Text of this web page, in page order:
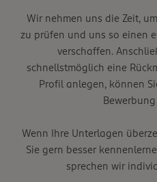
Wir nehmen uns die Zeit,
zu prüfen und uns so einen
verschaffen.
schnellstmöglich eine
Profil anlegen, können
Wenn Ihre Unterlagen
Sie gern besser
sprechen wir